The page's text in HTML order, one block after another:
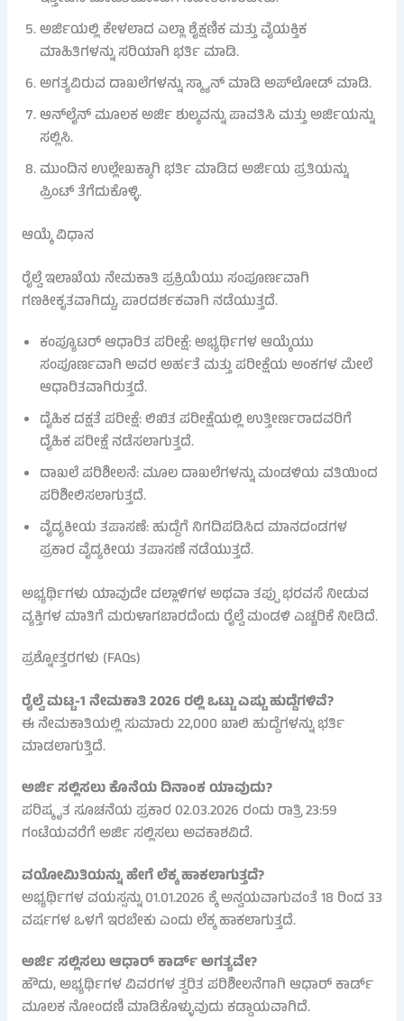
ಅರ್ಜಿಯಲ್ಲಿ ಕೇಳಲಾದ ಎಲ್ಲಾ ಶೈಕ್ಷಣಿಕ ಮತ್ತು ವೈಯಕ್ತಿಕ
ಮಾಹಿತಿಗಳನ್ನು ಸರಿಯಾಗಿ ಭರ್ತಿ ಮಾಡಿ.
ಅಗತ್ಯವಿರುವ ದಾಖಲೆಗಳನ್ನು ಸ್ಕ್ಯಾನ್ ಮಾಡಿ ಅಪ್‌ಲೋಡ್ ಮಾಡಿ.
ಆನ್‌ಲೈನ್ ಮೂಲಕ ಅರ್ಜಿ ಶುಲ್ಕವನ್ನು ಪಾವತಿಸಿ ಮತ್ತು ಅರ್ಜಿಯನ್ನು
ಸಲ್ಲಿಸಿ.
ಮುಂದಿನ ಉಲ್ಲೇಖಕ್ಕಾಗಿ ಭರ್ತಿ ಮಾಡಿದ ಅರ್ಜಿಯ ಪ್ರತಿಯನ್ನು
ಪ್ರಿಂಟ್ ತೆಗೆದುಕೊಳ್ಳಿ.
ಆಯ್ಕೆ ವಿಧಾನ
ರೈಲ್ವೆ ಇಲಾಖೆಯ ನೇಮಕಾತಿ ಪ್ರಕ್ರಿಯೆಯು ಸಂಪೂರ್ಣವಾಗಿ
ಗಣಕೀಕೃತವಾಗಿದ್ದು, ಪಾರದರ್ಶಕವಾಗಿ ನಡೆಯುತ್ತದೆ.
ಕಂಪ್ಯೂಟರ್ ಆಧಾರಿತ ಪರೀಕ್ಷೆ: ಅಭ್ಯರ್ಥಿಗಳ ಆಯ್ಕೆಯು
ಸಂಪೂರ್ಣವಾಗಿ ಅವರ ಅರ್ಹತೆ ಮತ್ತು ಪರೀಕ್ಷೆಯ ಅಂಕಗಳ ಮೇಲೆ
ಆಧಾರಿತವಾಗಿರುತ್ತದೆ.
ದೈಹಿಕ ದಕ್ಷತೆ ಪರೀಕ್ಷೆ: ಲಿಖಿತ ಪರೀಕ್ಷೆಯಲ್ಲಿ ಉತ್ತೀರ್ಣರಾದವರಿಗೆ
ದೈಹಿಕ ಪರೀಕ್ಷೆ ನಡೆಸಲಾಗುತ್ತದೆ.
ದಾಖಲೆ ಪರಿಶೀಲನೆ: ಮೂಲ ದಾಖಲೆಗಳನ್ನು ಮಂಡಳಿಯ ವತಿಯಿಂದ
ಪರಿಶೀಲಿಸಲಾಗುತ್ತದೆ.
ವೈದ್ಯಕೀಯ ತಪಾಸಣೆ: ಹುದ್ದೆಗೆ ನಿಗದಿಪಡಿಸಿದ ಮಾನದಂಡಗಳ
ಪ್ರಕಾರ ವೈದ್ಯಕೀಯ ತಪಾಸಣೆ ನಡೆಯುತ್ತದೆ.
ಅಭ್ಯರ್ಥಿಗಳು ಯಾವುದೇ ದಲ್ಲಾಳಿಗಳ ಅಥವಾ ತಪ್ಪು ಭರವಸೆ ನೀಡುವ
ವ್ಯಕ್ತಿಗಳ ಮಾತಿಗೆ ಮರುಳಾಗಬಾರದೆಂದು ರೈಲ್ವೆ ಮಂಡಳಿ ಎಚ್ಚರಿಕೆ ನೀಡಿದೆ.
ಪ್ರಶ್ನೋತ್ತರಗಳು (FAQs)
ರೈಲ್ವೆ ಮಟ್ಟ-1 ನೇಮಕಾತಿ 2026 ರಲ್ಲಿ ಒಟ್ಟು ಎಷ್ಟು ಹುದ್ದೆಗಳಿವೆ?
ಈ ನೇಮಕಾತಿಯಲ್ಲಿ ಸುಮಾರು 22,000 ಖಾಲಿ ಹುದ್ದೆಗಳನ್ನು ಭರ್ತಿ
ಮಾಡಲಾಗುತ್ತಿದೆ.
ಅರ್ಜಿ ಸಲ್ಲಿಸಲು ಕೊನೆಯ ದಿನಾಂಕ ಯಾವುದು?
ಪರಿಷ್ಕೃತ ಸೂಚನೆಯ ಪ್ರಕಾರ 02.03.2026 ರಂದು ರಾತ್ರಿ 23:59
ಗಂಟೆಯವರೆಗೆ ಅರ್ಜಿ ಸಲ್ಲಿಸಲು ಅವಕಾಶವಿದೆ.
ವಯೋಮಿತಿಯನ್ನು ಹೇಗೆ ಲೆಕ್ಕ ಹಾಕಲಾಗುತ್ತದೆ?
ಅಭ್ಯರ್ಥಿಗಳ ವಯಸ್ಸನ್ನು 01.01.2026 ಕ್ಕೆ ಅನ್ವಯವಾಗುವಂತೆ 18 ರಿಂದ 33
ವರ್ಷಗಳ ಒಳಗೆ ಇರಬೇಕು ಎಂದು ಲೆಕ್ಕ ಹಾಕಲಾಗುತ್ತದೆ.
ಅರ್ಜಿ ಸಲ್ಲಿಸಲು ಆಧಾರ್ ಕಾರ್ಡ್ ಅಗತ್ಯವೇ?
ಹೌದು, ಅಭ್ಯರ್ಥಿಗಳ ವಿವರಗಳ ತ್ವರಿತ ಪರಿಶೀಲನೆಗಾಗಿ ಆಧಾರ್ ಕಾರ್ಡ್
ಮೂಲಕ ನೋಂದಣಿ ಮಾಡಿಕೊಳ್ಳುವುದು ಕಡ್ಡಾಯವಾಗಿದೆ.